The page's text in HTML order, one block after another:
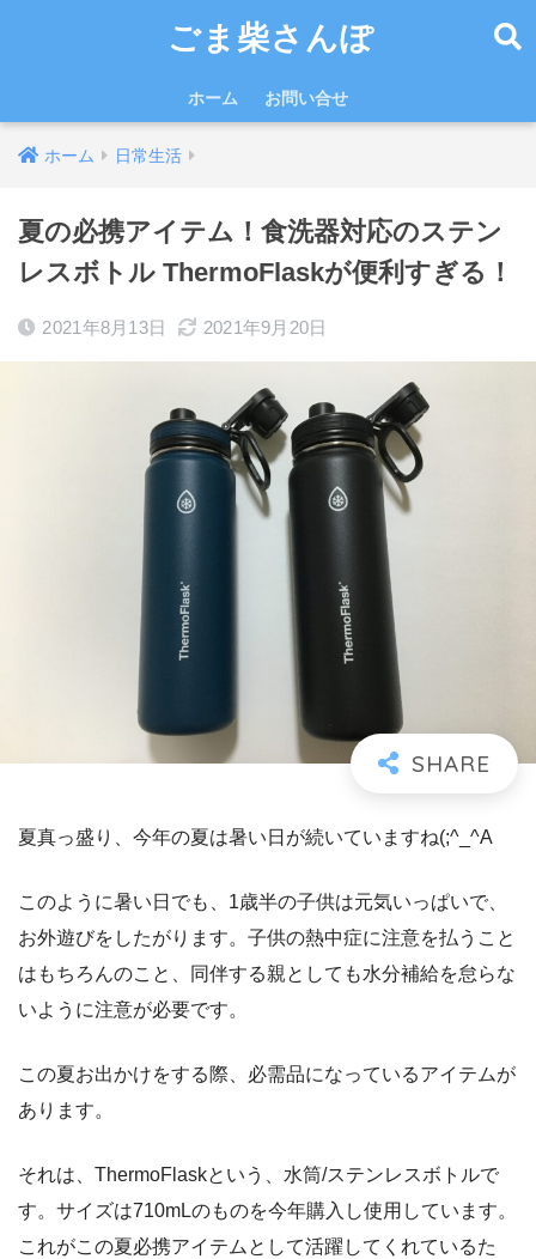
ごま柴さんぽ
ホーム お問い合せ
ホーム 日常生活
夏の必携アイテム！食洗器対応のステン
レスボトル ThermoFlaskが便利すぎる！
2021年8月13日 2021年9月20日
夏真っ盛り、今年の夏は暑い日が続いていますね(;^_^A
このように暑い日でも、1歳半の子供は元気いっぱいで、
お外遊びをしたがります。子供の熱中症に注意を払うこと
はもちろんのこと、同伴する親としても水分補給を怠らな
いように注意が必要です。
この夏お出かけをする際、必需品になっているアイテムが
あります。
それは、ThermoFlaskという、水筒/ステンレスボトルで
す。サイズは710mLのものを今年購入し使用しています。
これがこの夏必携アイテムとして活躍してくれているた